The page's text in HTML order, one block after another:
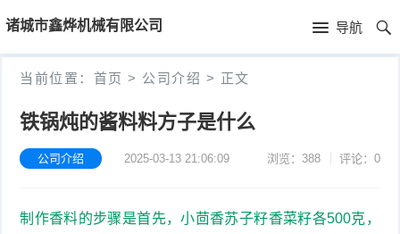
诸城市鑫烨机械有限公司 导航
首
页
首
当前位置： 首页 > 公司介绍 > 正文
铁锅炖的酱料料方子是什么
公司介绍 2025-03-13 21:06:09 浏览：388 评论：0
制作香料的步骤是首先，小茴香苏子籽香菜籽各500克，